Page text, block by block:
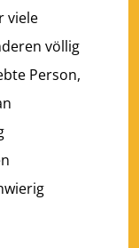
viele
völlig
Person,